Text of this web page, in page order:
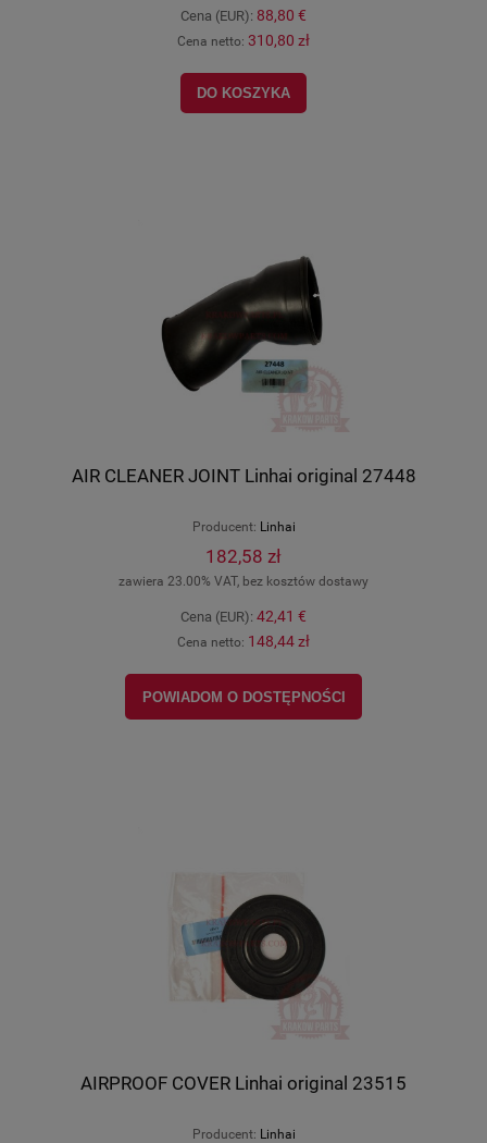
Cena (EUR): 88,80 €
Cena netto: 310,80 zł
DO KOSZYKA
AIR CLEANER JOINT Linhai original 27448
Producent: Linhai
182,58 zł
zawiera 23.00% VAT, bez kosztów dostawy
Cena (EUR): 42,41 €
Cena netto: 148,44 zł
POWIADOM O DOSTĘPNOŚCI
AIRPROOF COVER Linhai original 23515
Producent: Linhai